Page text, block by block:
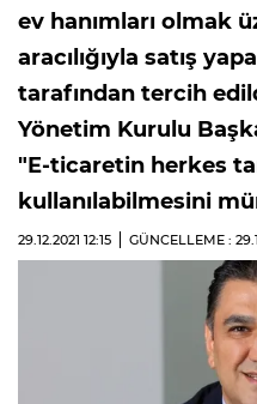
ev hanımları olmak
aracılığıyla satış
tarafından tercih
Yönetim Kurulu
"E-ticaretin herkes
kullanılabilmesini
29.12.2021 12:15 GÜNCELLEME :